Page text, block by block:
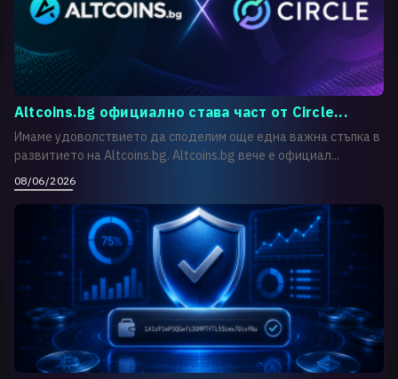
Altcoins.bg официално става част от Circle...
Имаме удоволствието да споделим още една важна стъпка в
развитието на Altcoins.bg. Altcoins.bg вече е официал...
08/06/2026